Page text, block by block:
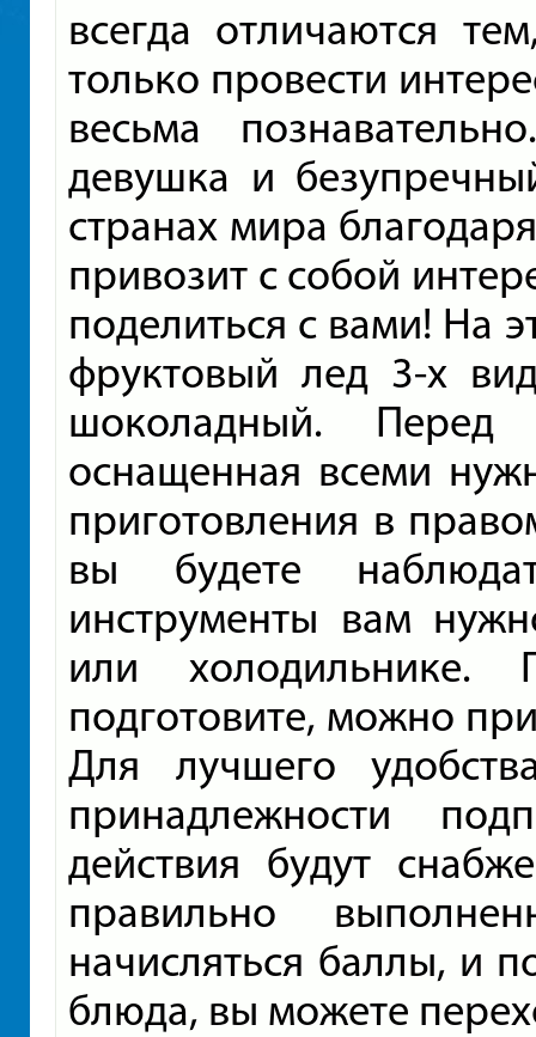
всегда отличаются
только провести
весьма
девушка и
странах мира
привозит с собой
поделиться с вами! На
фруктовый лед 3-х
шоколадный. Перед
оснащенная всеми
приготовления в
вы будете
инструменты вам
или
подготовите, можно
Для лучшего
принадлежности
действия будут
правильно
начисляться баллы, и
блюда, вы можете